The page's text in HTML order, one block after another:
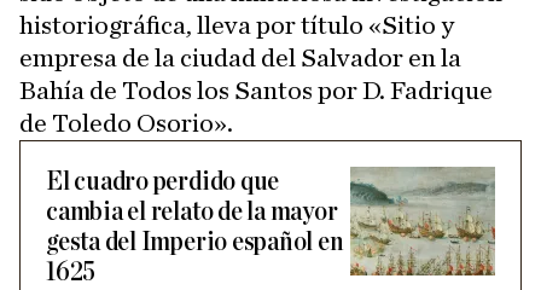
historiográfica, lleva por título «Sitio y
empresa de la ciudad del Salvador en la
Bahía de Todos los Santos por D. Fadrique
de Toledo Osorio».
El cuadro perdido que
cambia el relato de la mayor
gesta del Imperio español en
1625